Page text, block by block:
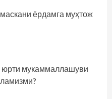
ёрдамга муҳтож
юрти мукаммаллашуви